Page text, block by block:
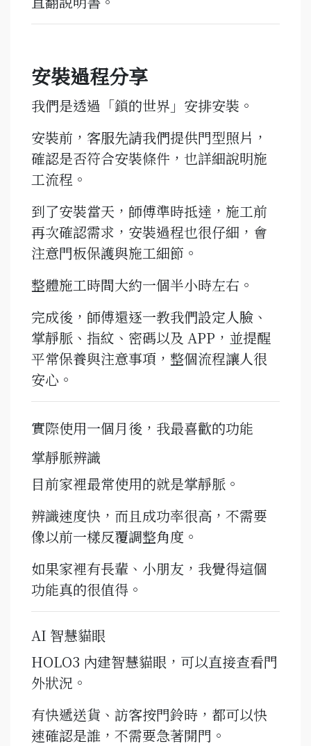
安裝過程分享
我們是透過「鎖的世界」安排安裝。
安裝前，客服先請我們提供門型照片，
確認是否符合安裝條件，也詳細說明施
工流程。
到了安裝當天，師傅準時抵達，施工前
再次確認需求，安裝過程也很仔細，會
注意門板保護與施工細節。
整體施工時間大約一個半小時左右。
完成後，師傅還逐一教我們設定人臉、
掌靜脈、指紋、密碼以及 APP，並提醒
平常保養與注意事項，整個流程讓人很
安心。
實際使用一個月後，我最喜歡的功能
掌靜脈辨識
目前家裡最常使用的就是掌靜脈。
辨識速度快，而且成功率很高，不需要
像以前一樣反覆調整角度。
如果家裡有長輩、小朋友，我覺得這個
功能真的很值得。
AI 智慧貓眼
HOLO3 內建智慧貓眼，可以直接查看門
外狀況。
有快遞送貨、訪客按門鈴時，都可以快
速確認是誰，不需要急著開門。